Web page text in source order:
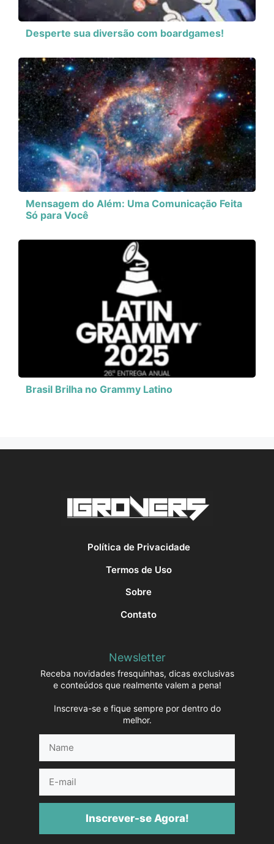
Desperte sua diversão com boardgames!
Mensagem do Além: Uma Comunicação Feita
Só para Você
Brasil Brilha no Grammy Latino
Política de Privacidade
Termos de Uso
Sobre
Contato
Newsletter
Receba novidades fresquinhas, dicas exclusivas
e conteúdos que realmente valem a pena!
Inscreva-se e fique sempre por dentro do
melhor.
mail
Inscrever-se Agora!